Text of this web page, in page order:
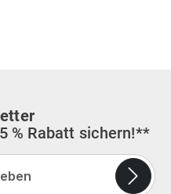
% Rabatt sichern!**